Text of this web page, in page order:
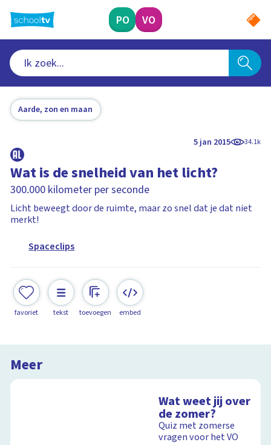
naar
hoofdinhoud
PO VO
Aarde, zon en maan
5 jan 2015 34.1k
Wat is de snelheid van het licht?
300.000 kilometer per seconde
Licht beweegt door de ruimte, maar zo snel dat je dat niet
merkt!
Spaceclips
favoriet tekst toevoegen embed
Meer
Wat weet jij over
de zomer?
Quiz met zomerse
vragen voor het VO